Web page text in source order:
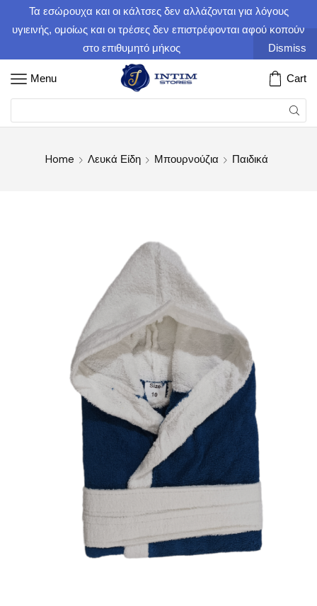
Τα εσώρουχα και οι κάλτσες δεν αλλάζονται για λόγους
υγιεινής, ομοίως και οι τρέσες δεν επιστρέφονται αφού κοπούν
στο επιθυμητό μήκος
Dismiss
Menu Cart
Home Λευκά Είδη Μπουρνούζια Παιδικά